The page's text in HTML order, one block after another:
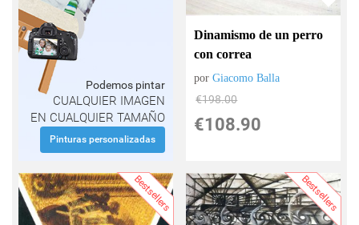
Podemos pintar
CUALQUIER IMAGEN
EN CUALQUIER TAMAÑO
Pinturas personalizadas
Dinamismo de un perro
con correa
porGiacomo Balla
€198.00
€108.90
Bestsellers Bestsellers